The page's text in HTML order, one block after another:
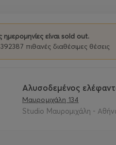
είναι sold out.
πιθανές διαθέσιμες θέσεις
Αλυσοδεμένος
Μαυρομιχάλη 134
Studio Μαυρομιχάλη -